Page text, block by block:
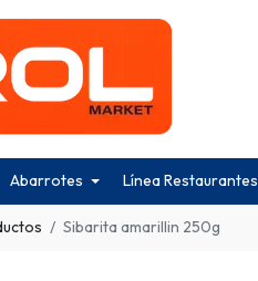
Abarrotes Línea Restaurantes
Sibarita amarillin 250g